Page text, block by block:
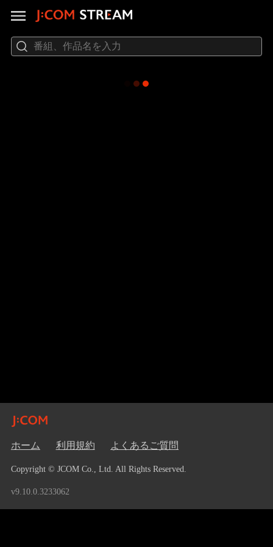
ホーム 利用規約 よくあるご質問
Copyright © JCOM Co., Ltd. All Rights Reserved.
v9.10.0.3233062